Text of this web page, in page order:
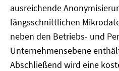
ausreichende
längsschnittlichen
neben den Betriebs- und
Unternehmensebene
Abschließend wird eine